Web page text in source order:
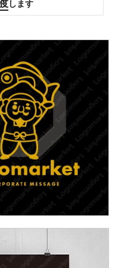
します